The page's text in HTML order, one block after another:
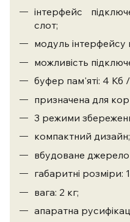
інтерфейс
слот;
модуль інтерфейсу
можливість
буфер пам'яті: 4 Кб
призначена для
3 режими
компактний дизайн;
вбудоване
габаритні розміри:
вага: 2 кг;
апаратна